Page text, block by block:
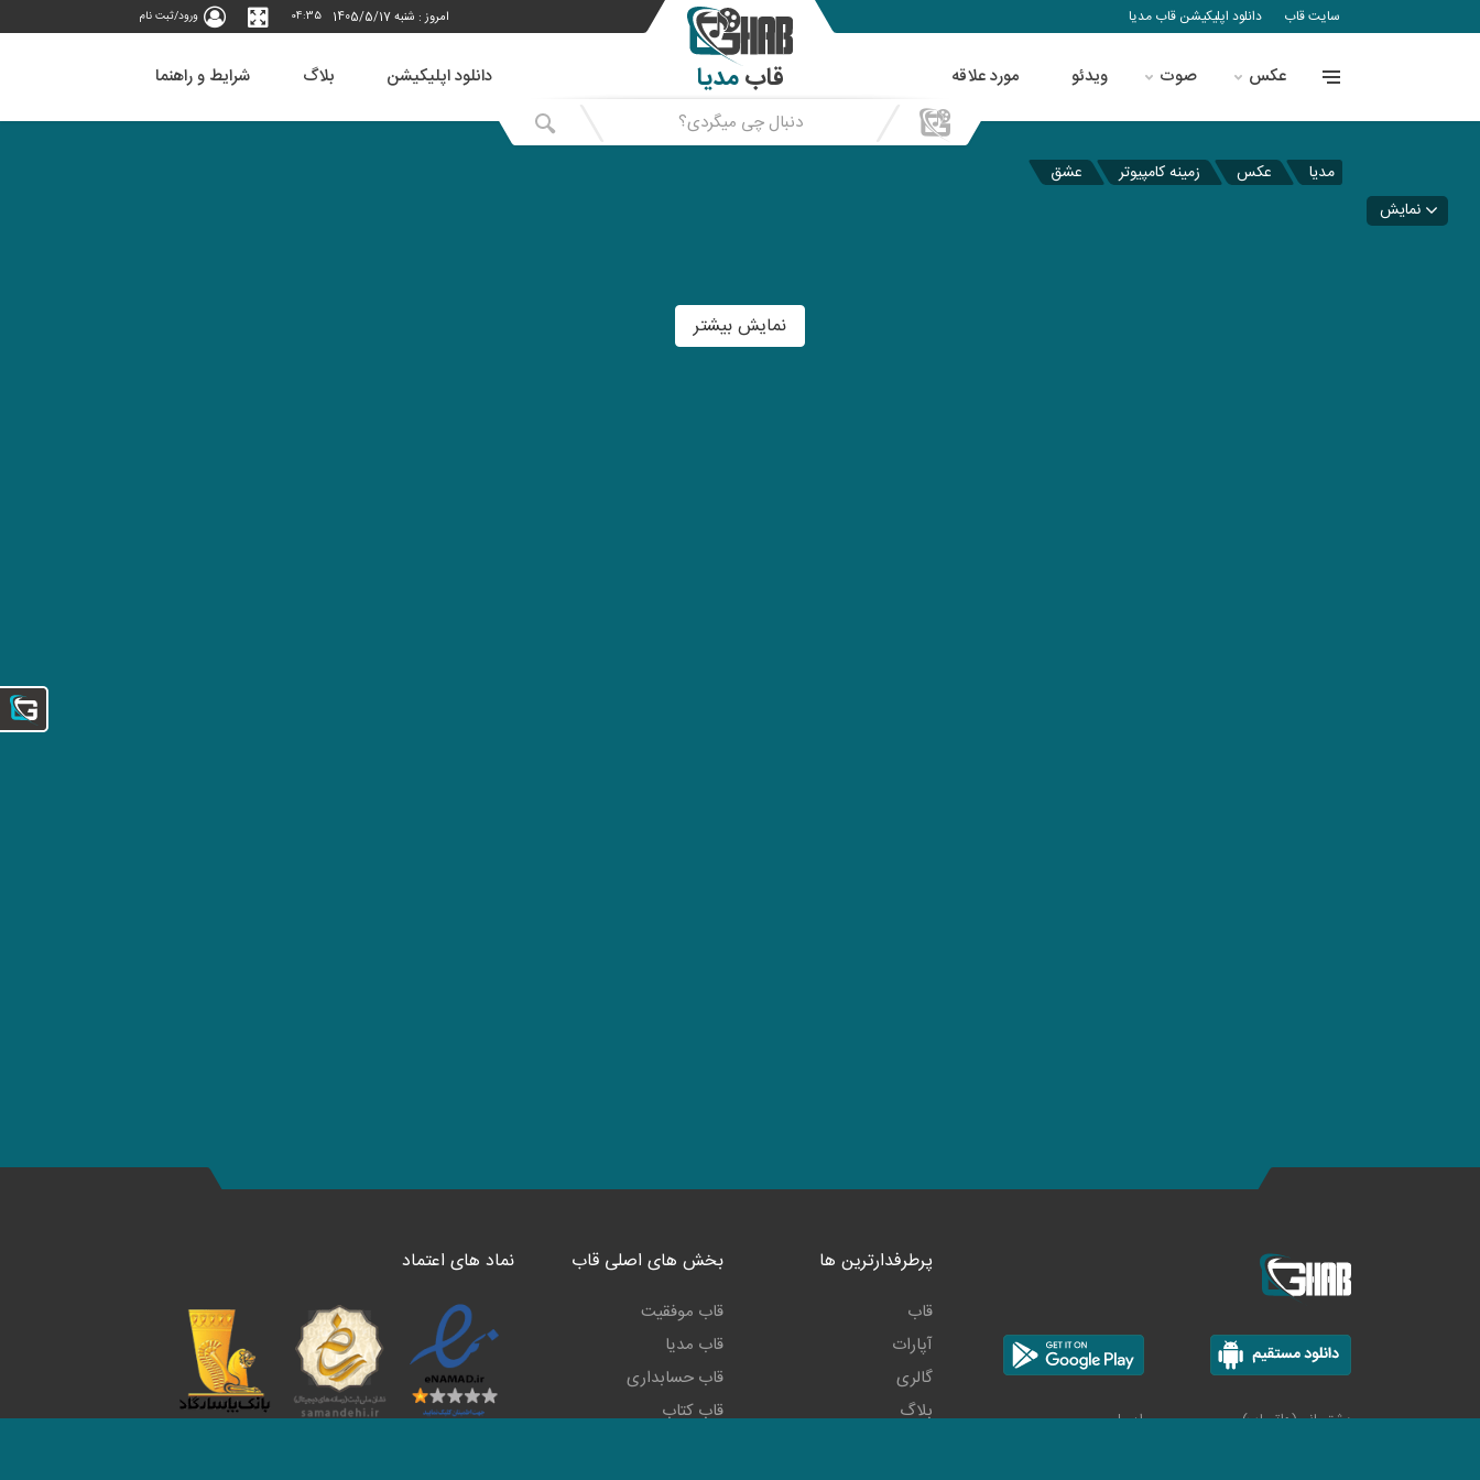
سایت قاب دانلود اپلیکیشن قاب مدیا امروز : شنبه 1405/5/17 04:35 ورود/ثبت نام
عکس صوت ویدئو مورد علاقه قابمدیا دانلود اپلیکیشن بلاگ شرایط و راهنما
مدیا عکس زمینه کامپیوتر
عشق
نمایش
نمایش بیشتر
پشتیبانی(واتساپ) ایمیل
پرطرفدارترین ها
قاب
آپارات
گالری
بلاگ
بخش های اصلی قاب
قاب موفقیت
قاب مدیا
قاب حسابداری
قاب کتاب
نماد های اعتماد